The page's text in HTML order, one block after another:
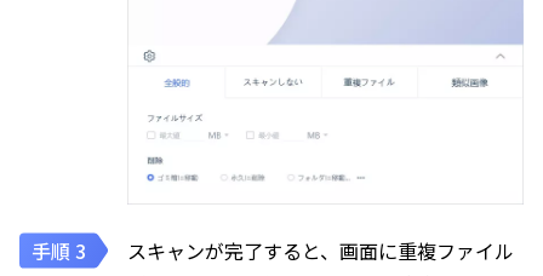
スキャンが完了すると、画面に重複ファイル